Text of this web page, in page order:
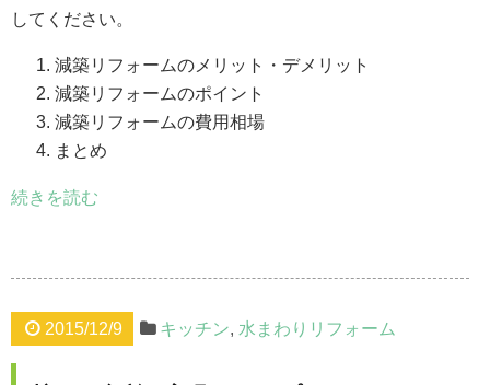
してください。
減築リフォームのメリット・デメリット
減築リフォームのポイント
減築リフォームの費用相場
まとめ
続きを読む
2015/12/9 キッチン, 水まわりリフォーム